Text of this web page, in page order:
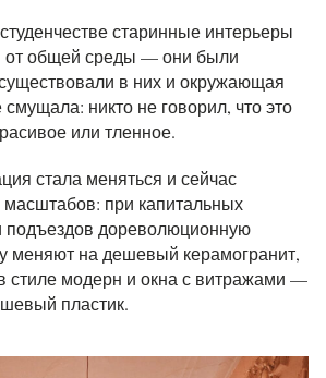
старинные интерьеры
от общей среды — они были
в них и окружающая
смущала: никто не говорил, что это
или тленное.
стала меняться и сейчас
масштабов: при капитальных
подъездов дореволюционную
меняют на дешевый керамогранит,
стиле модерн и окна с витражами —
пластик.